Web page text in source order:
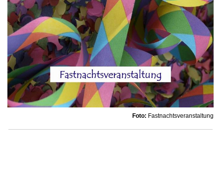
Foto: Fastnachtsveranstaltung